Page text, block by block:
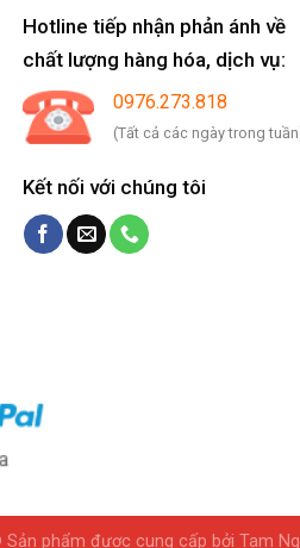
Hotline tiếp nhận phản ánh về
chất lượng hàng hóa, dịch vụ:
0976.273.818
(Tất cả các ngày trong
Kết nối với chúng tôi
Sản phẩm được cung cấp bởi Tam